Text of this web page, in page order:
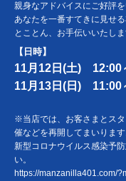
親身なアドバイスにご好評を
あなたを一番すてきに見せ
とことん、お手伝いいたしま
【日時】
11月12日(土) 12:00
11月13日(日) 11:00
※当店では、お客さまとス
催などを再開してまいります
新型コロナウイルス感染予
い。
https://manzanilla401.com/